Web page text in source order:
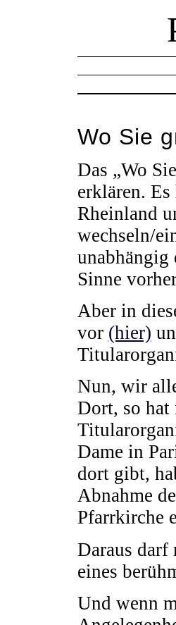
Wo Sie
Das „Wo
erklären.
Rheinland
wechseln/
unabhängig
Sinne
Aber in
vor (hier)
Nun, wir
Dort, so hat
Dame in
dort gibt,
Abnahme
Pfarrkirche
Daraus darf
eines
Und wenn